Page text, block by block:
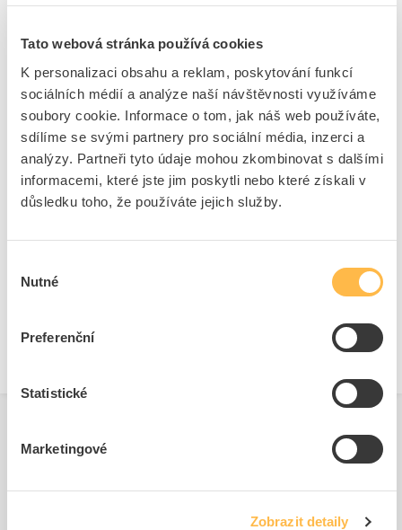
Tato webová stránka používá cookies
K personalizaci obsahu a reklam, poskytování funkcí
sociálních médií a analýze naší návštěvnosti využíváme
soubory cookie. Informace o tom, jak náš web používáte,
sdílíme se svými partnery pro sociální média, inzerci a
analýzy. Partneři tyto údaje mohou zkombinovat s dalšími
informacemi, které jste jim poskytli nebo které získali v
důsledku toho, že používáte jejich služby.
souhlasu
Nutné
Preferenční
Statistické
Marketingové
Zobrazit detaily
Action při udělování příkazů a hlášení. Jednoduše smontovatelný,
Značka SIEMENS
Objímky pro ovladače a signálky
Se světelným zdrojem
Ano
Světelný zdroj
LED
S integrovanou diodou
Ano
Typ připojení pomocného